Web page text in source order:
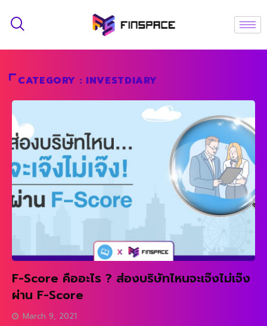
CATEGORY : INVESTDIARY
F-Score คืออะไร ? ส่องบริษัทไหนจะเจ๊งไม่เจ๊ง
ผ่าน F-Score
March 9, 2021